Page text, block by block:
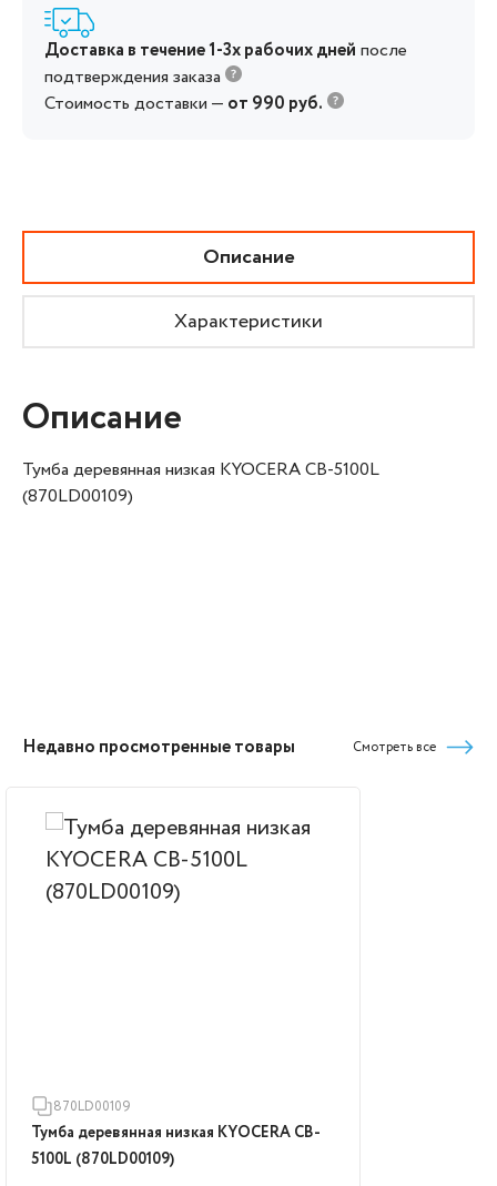
Доставка в течение 1-3х рабочих дней после
подтверждения заказа
Стоимость доставки — от 990 руб.
Описание
Характеристики
Описание
Тумба деревянная низкая KYOCERA CB-5100L
(870LD00109)
Недавно просмотренные товары Смотреть все
870LD00109
Тумба деревянная низкая KYOCERA CB-
5100L (870LD00109)